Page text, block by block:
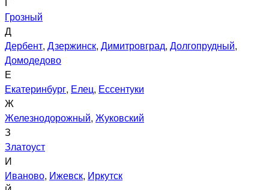
Грозный
Д
Дербент, Дзержинск, Димитровград, Долгопрудный,
Домодедово
Е
Екатеринбург, Елец, Ессентуки
Ж
Железнодорожный, Жуковский
З
Златоуст
И
Иваново, Ижевск, Иркутск